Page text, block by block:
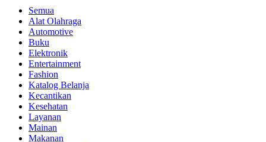
Semua
Alat Olahraga
Automotive
Buku
Elektronik
Entertainment
Fashion
Katalog Belanja
Kecantikan
Kesehatan
Layanan
Mainan
Makanan